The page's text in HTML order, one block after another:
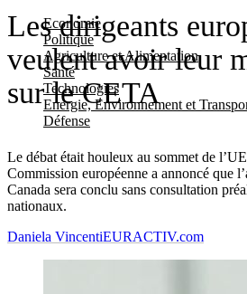
Economie
Politique
Agriculture et Alimentation
Santé
Technologies
Energie, Environnement et
Défense
Les dirigeants
veulent avoir leur
sur le CETA
Le débat était houleux au sommet de
Commission européenne a annoncé que
Canada sera conclu sans consultation
nationaux.
Daniela VincentiEURACTIV.com